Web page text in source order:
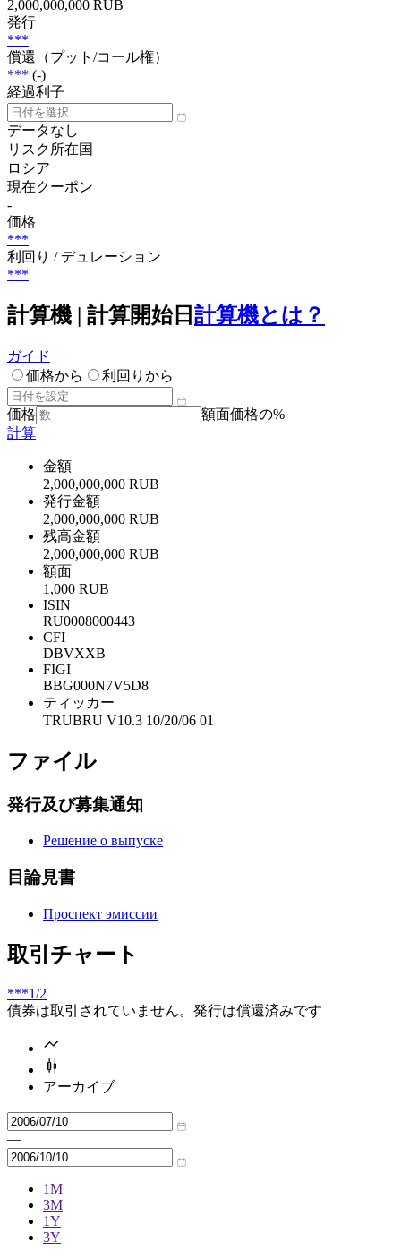
2,000,000,000 RUB
発行
***
償還（プット/コール権）
*** (-)
経過利子
データなし
リスク所在国
ロシア
現在クーポン
-
価格
***
利回り / デュレーション
***
計算機 | 計算開始日 計算機とは？
ガイド
価格から
利回りから
価格
額面価格の%
計算
金額
2,000,000,000 RUB
発行金額
2,000,000,000 RUB
残高金額
2,000,000,000 RUB
額面
1,000 RUB
ISIN
RU0008000443
CFI
DBVXXB
FIGI
BBG000N7V5D8
ティッカー
TRUBRU V10.3 10/20/06 01
ファイル
発行及び募集通知
Решение о выпуске
目論見書
Проспект эмиссии
取引チャート
***1/2
債券は取引されていません。発行は償還済みです
アーカイブ
—
1M
3M
1Y
3Y